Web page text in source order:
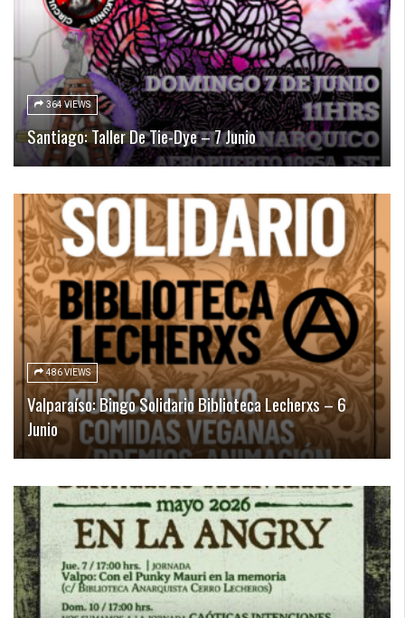
364 VIEWS
Santiago: Taller De Tie-Dye – 7 Junio
486 VIEWS
Valparaíso: Bingo Solidario Biblioteca Lecherxs – 6
Junio